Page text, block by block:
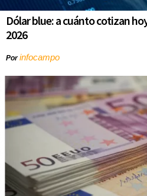
Dólar blue: a cuánto cotizan
2026
Porinfocampo